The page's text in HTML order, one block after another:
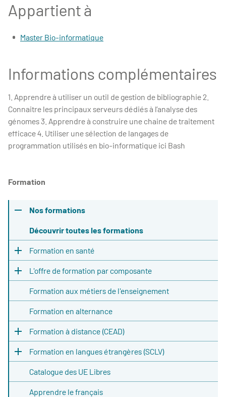
Appartient à
Master Bio-informatique
Informations complémentaires
1. Apprendre à utiliser un outil de gestion de bibliographie 2.
Connaitre les principaux serveurs dédiés à l’analyse des
génomes 3. Apprendre à construire une chaine de traitement
efficace 4. Utiliser une sélection de langages de
programmation utilisés en bio-informatique ici Bash
Formation
Nos formations
Découvrir toutes les formations
Formation en santé
L'offre de formation par composante
Formation aux métiers de l'enseignement
Formation en alternance
Formation à distance (CEAD)
Formation en langues étrangères (SCLV)
Catalogue des UE Libres
Apprendre le français